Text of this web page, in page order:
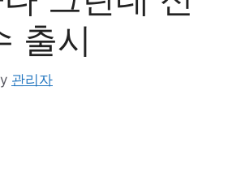
출시
관리자